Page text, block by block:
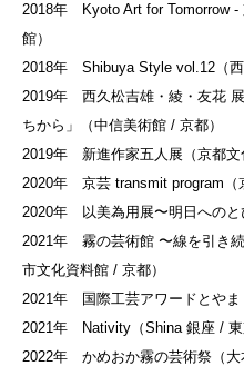
2018年 Kyoto Art for Tomorrow -
館）
2018年 Shibuya Style vol.12（西
2019年 西久松吉雄・綾・友花
ちから」（中信美術館 / 京都）
2019年 新進作家五人展（京都文
2020年 京芸 transmit program（
2020年 以美為用展〜明日への
2021年 霧の芸術館 〜線を引き
市文化資料館 / 京都）
2021年 国際工芸アワードとやま
2021年 Nativity（Shina 銀座 / 東
2022年 かめおか霧の芸術祭（大